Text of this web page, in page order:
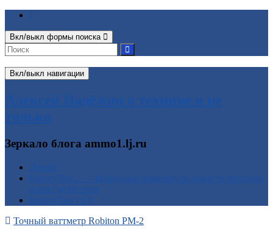
Вкл/выкл формы поиска
Вкл/выкл навигации
Алексей Надёжин о технике и не
только
Зеркало блога ammo1.lj.ru
Точный ваттметр Robiton PM-2